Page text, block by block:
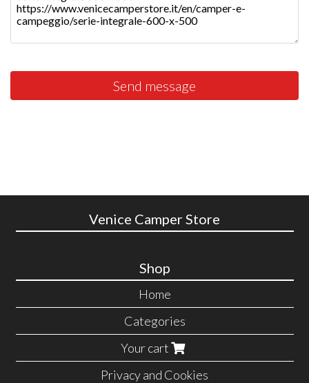
Send message
Venice Camper Store
Shop
Home
Categories
Your cart
Privacy and Cookies